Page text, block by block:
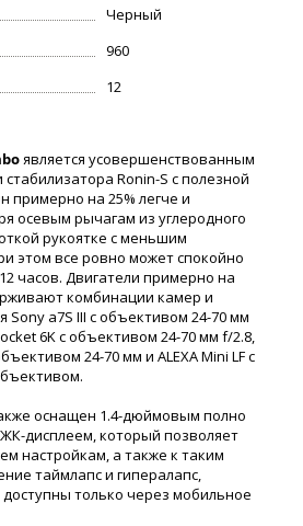
Черный
960
12
является усовершенствованным
Ronin-S с полезной
примерно на 25% легче и
осевым рычагам из углеродного
рукоятке с меньшим
этом все ровно может спокойно
часов. Двигатели примерно на
комбинации камер и
a7S III с объективом 24-70 мм
6K с объективом 24-70 мм f/2.8,
24-70 мм и ALEXA Mini LF с
оснащен 1.4-дюймовым полно
дисплеем, который позволяет
настройкам, а также к таким
таймлапс и гипералапс,
только через мобильное